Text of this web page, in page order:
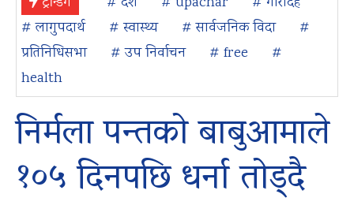
# लागुपदार्थ
# स्वास्थ्य # सार्वजनिक विदा
#
प्रतिनिधिसभा
# उप निर्वाचन # free
#
health
निर्मला पन्तको बाबुआमाले
१०५ दिनपछि धर्ना तोड्दै